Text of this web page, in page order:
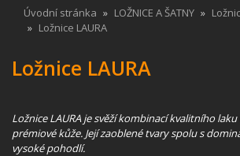
Úvodní stránka LOŽNICE A ŠATNY
Ložnice LAURA
Ložnice LAURA
Ložnice LAURA je svěží kombinací kvalitního
prémiové kůže. Její zaoblené tvary spolu s
vysoké pohodlí.